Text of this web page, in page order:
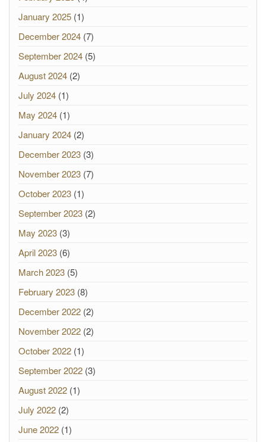
January 2025 (1)
December 2024 (7)
September 2024 (5)
August 2024 (2)
July 2024 (1)
May 2024 (1)
January 2024 (2)
December 2023 (3)
November 2023 (7)
October 2023 (1)
September 2023 (2)
May 2023 (3)
April 2023 (6)
March 2023 (5)
February 2023 (8)
December 2022 (2)
November 2022 (2)
October 2022 (1)
September 2022 (3)
August 2022 (1)
July 2022 (2)
June 2022 (1)